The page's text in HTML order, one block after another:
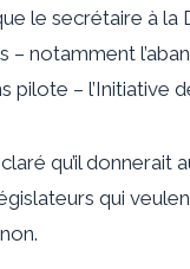
le secrétaire à la
– notamment
pilote – l’Initiative
qu’il donnerait
qui